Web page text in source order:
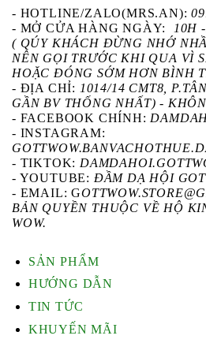
- HOTLINE/ZALO(MRS.AN):
- MỞ CỬA HÀNG NGÀY:
10H
( QÚY KHÁCH ĐỪNG NHỚ
NÊN GỌI TRƯỚC KHI QUA VÌ
HOẶC ĐÓNG SỚM HƠN BÌNH
- ĐỊA CHỈ: 1014/14 CMT8,
GẦN BV THỐNG NHẤT) -
- FACEBOOK CHÍNH:
- INSTAGRAM:
- TIKTOK:
- YOUTUBE: ĐẦM DẠ HỘI
- EMAIL: G
BẢN QUYỀN THUỘC VỀ HỘ
WOW.
SẢN PHẨM
HƯỚNG DẪN
TIN TỨC
KHUYẾN MÃI